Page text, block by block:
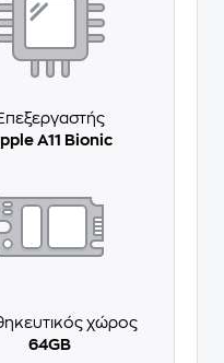
A11 Bionic
χώρος
64GB